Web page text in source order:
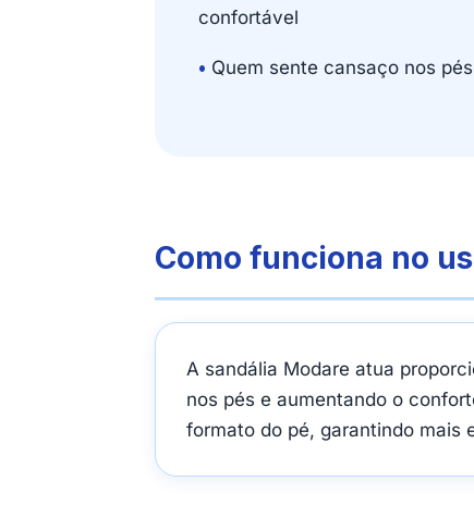
confortável
• Quem sente cansaço nos pés
Como funciona no
A sandália Modare atua
nos pés e aumentando o
formato do pé, garantindo mais